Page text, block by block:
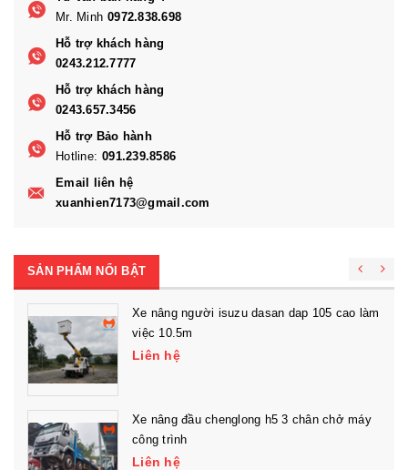
Mr. Minh 0972.838.698
Hỗ trợ khách hàng
0243.212.7777
Hỗ trợ khách hàng
0243.657.3456
Hỗ trợ Bảo hành
Hotline: 091.239.8586
Email liên hệ
xuanhien7173@gmail.com
SẢN PHẨM NỔI BẬT
Xe nâng người isuzu dasan dap 105 cao làm
việc 10.5m
Liên hệ
Xe nâng đầu chenglong h5 3 chân chở máy
công trình
Liên hệ